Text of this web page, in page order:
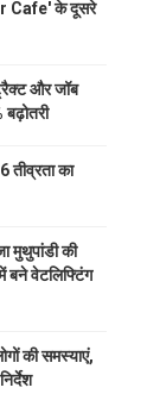
Cafe' के दूसरे
और जॉब
का
मुथुपांडी की
बने वेटलिफ्टिंग
की समस्याएं,